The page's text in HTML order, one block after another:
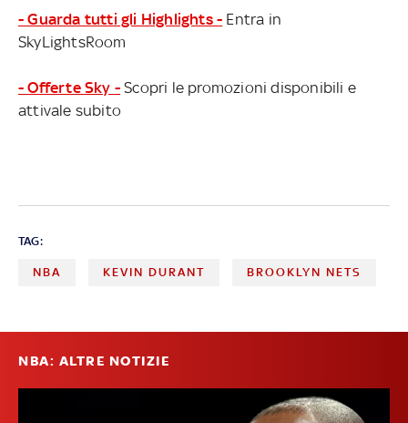
- Guarda tutti gli Highlights - Entra in
SkyLightsRoom
- Offerte Sky - Scopri le promozioni disponibili e
attivale subito
TAG:
NBA KEVIN DURANT BROOKLYN NETS
NBA: ALTRE NOTIZIE